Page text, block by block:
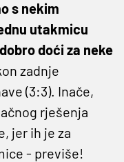
s nekim
utakmicu
doći za neke
zadnje
(3:3). Inače,
rješenja
jer ih je za
- previše!